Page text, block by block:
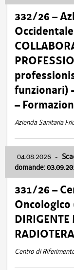
332/26 –
funzionari)
–
Azienda Sanitaria
04.08.2026 -
domande:
331/26 –
Oncologico
Centro di